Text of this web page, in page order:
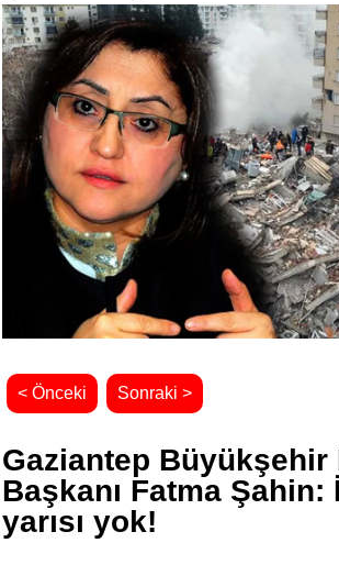
< Önceki Sonraki >
Gaziantep Büyükşehir
Başkanı Fatma Şahin:
yarısı yok!